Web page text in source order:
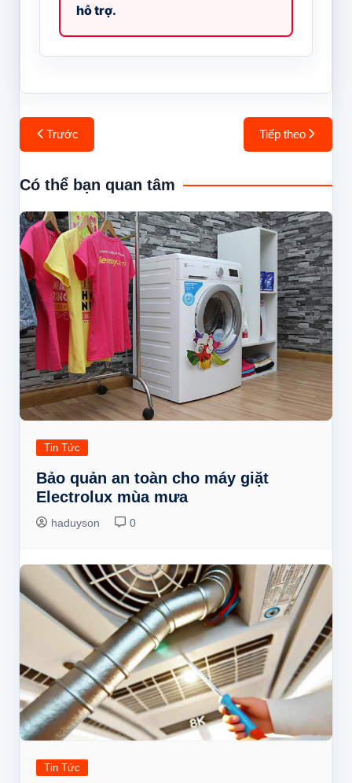
hỗ trợ.
Điều
hướng
bài
Trước Tiếp theo
Có thể bạn quan tâm
Tin Tức
Bảo quản an toàn cho máy giặt
Electrolux mùa mưa
haduyson 0
Tin Tức